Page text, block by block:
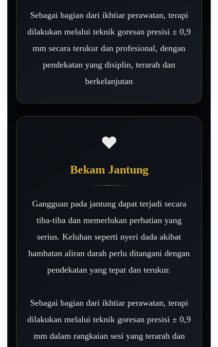
Sebagai bagian dari ikhtiar perawatan, terapi
dilakukan melalui teknik goresan presisi ± 0,9
mm secara terukur dan profesional, dengan
pendekatan yang disiplin, terarah dan
berkelanjutan
❤️
Bekam Jantung
Gangguan pada jantung dapat terjadi secara
tiba-tiba dan memerlukan perhatian yang
serius. Keluhan seperti nyeri dada akibat
hambatan aliran darah perlu ditangani dengan
pendekatan yang tepat dan terukur.
Sebagai bagian dari ikhtiar perawatan, terapi
dilakukan melalui teknik goresan presisi ± 0,9
mm dalam rangkaian sesi yang terarah dan